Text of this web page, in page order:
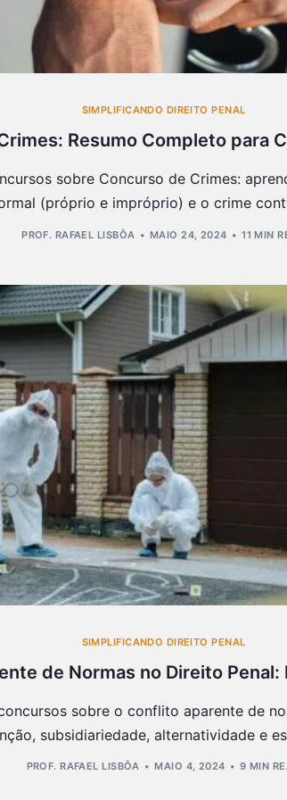
SIMPLIFICANDO DIREITO PENAL
Resumo Completo para
sobre Concurso de Crimes:
(próprio e impróprio) e o crime
PROF. RAFAEL LISBÔA MAIO 24, 2024 11 MIN
SIMPLIFICANDO DIREITO PENAL
de Normas no Direito Penal:
sobre o conflito aparente de
subsidiariedade, alternatividade e
PROF. RAFAEL LISBÔA MAIO 4, 2024 9 MIN